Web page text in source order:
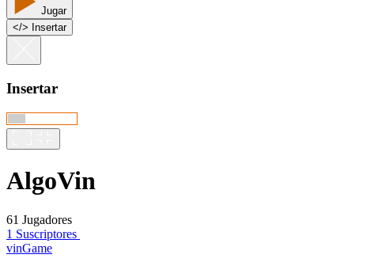
Jugar
</> Insertar
Insertar
AlgoVin
61 Jugadores
1 Suscriptores
vinGame